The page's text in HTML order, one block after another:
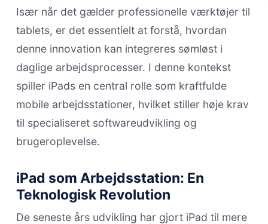
Især når det gælder professionelle værktøjer til
tablets, er det essentielt at forstå, hvordan
denne innovation kan integreres sømløst i
daglige arbejdsprocesser. I denne kontekst
spiller iPads en central rolle som kraftfulde
mobile arbejdsstationer, hvilket stiller høje krav
til specialiseret softwareudvikling og
brugeroplevelse.
iPad som Arbejdsstation: En
Teknologisk Revolution
De seneste års udvikling har gjort iPad til mere